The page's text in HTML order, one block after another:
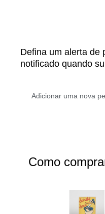
Defina um alerta de
notificado quando
Como